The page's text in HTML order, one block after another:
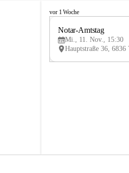
V
vor 1 Woche
Notar-Amtstag
Mi., 11. Nov., 15:30